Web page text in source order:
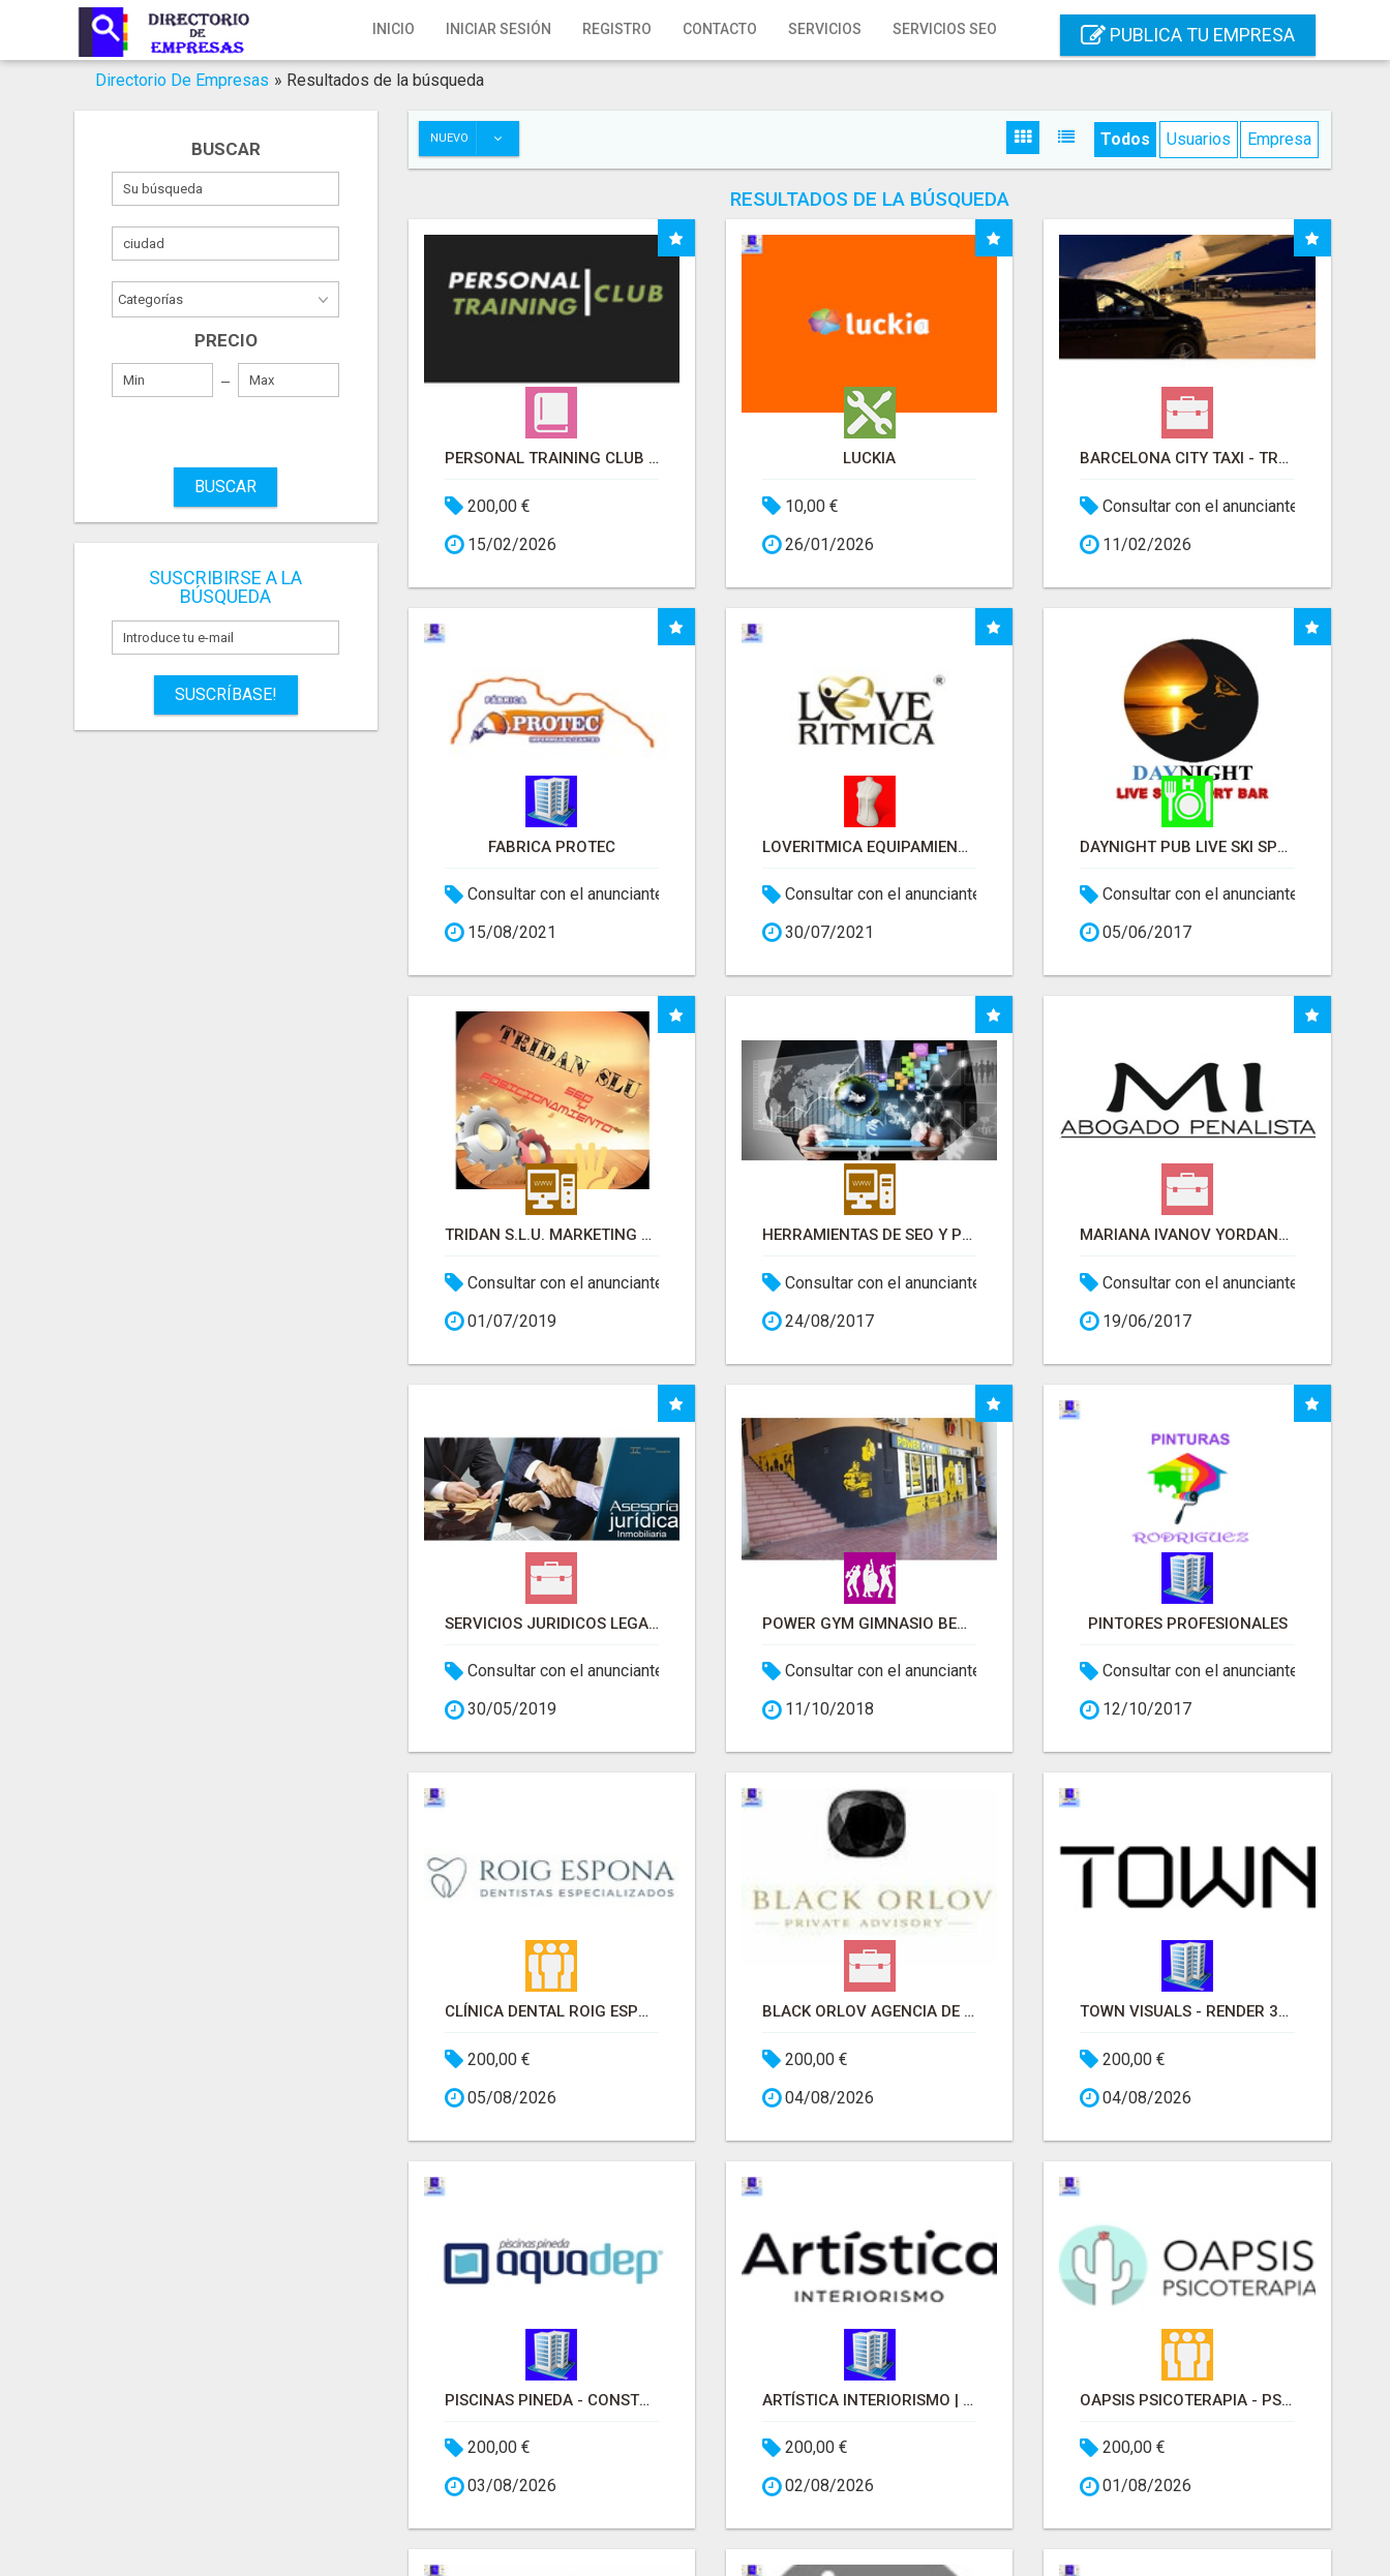
INICIO INICIAR SESIÓN REGISTRO CONTACTO SERVICIOS SERVICIOS SEO PUBLICA TU EMPRESA
Inicio
Iniciar Sesión
Servicios SEO
Publica Tu Empresa
Directorio De Empresas » Resultados de la búsqueda
BUSCAR
PRECIO
BUSCAR
SUSCRIBIRSE A LA
BÚSQUEDA
SUSCRÍBASE!
NUEVO Todos Usuarios Empresa
RESULTADOS DE LA BÚSQUEDA
PERSONAL TRAINING CLUB - SEVILLA
200,00 €
15/02/2026
LUCKIA
10,00 €
26/01/2026
BARCELONA CITY TAXI - TRASLADOS AEROPUERTO BARCELONA
Consultar con el anunciante
11/02/2026
FABRICA PROTEC
Consultar con el anunciante
15/08/2021
LOVERITMICA EQUIPAMIENTO PERSONALIZADO
Consultar con el anunciante
30/07/2021
DAYNIGHT PUB LIVE SKI SPORT
Consultar con el anunciante
05/06/2017
TRIDAN S.L.U. MARKETING ONLINE
Consultar con el anunciante
01/07/2019
HERRAMIENTAS DE SEO Y POSICIONAMIENTO
Consultar con el anunciante
24/08/2017
MARIANA IVANOV YORDANOVA ABOGADA
Consultar con el anunciante
19/06/2017
SERVICIOS JURIDICOS LEGAL IVANOV
Consultar con el anunciante
30/05/2019
POWER GYM GIMNASIO BENIDORM
Consultar con el anunciante
11/10/2018
PINTORES PROFESIONALES
Consultar con el anunciante
12/10/2017
CLÍNICA DENTAL ROIG ESPONA | DENTISTA EN SARRIA SANT GERVASI
200,00 €
05/08/2026
BLACK ORLOV AGENCIA DE MARKETING MEDICO
200,00 €
04/08/2026
TOWN VISUALS - RENDER 3D ARQUITECTURA MADRID
200,00 €
04/08/2026
PISCINAS PINEDA - CONSTRUCCIÓN DE PISCINAS MADRID
200,00 €
03/08/2026
ARTÍSTICA INTERIORISMO | COCINAS Y ARMARIOS A MEDIDA
200,00 €
02/08/2026
OAPSIS PSICOTERAPIA - PSICÓLOGOS EN BARRIO DE SALAMANCA
200,00 €
01/08/2026